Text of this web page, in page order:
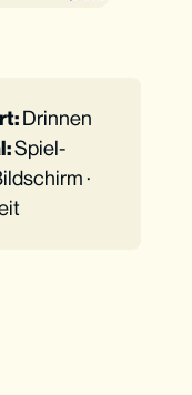
Drinnen
Spiel-
·